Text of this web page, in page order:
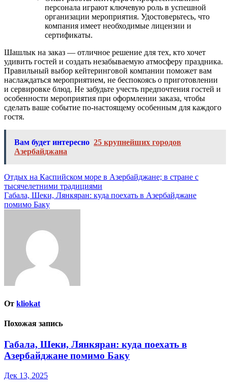
персонала играют ключевую роль в успешной
организации мероприятия. Удостоверьтесь, что
компания имеет необходимые лицензии и
сертификаты.
Шашлык на заказ — отличное решение для тех, кто хочет
удивить гостей и создать незабываемую атмосферу праздника.
Правильный выбор кейтеринговой компании поможет вам
наслаждаться мероприятием, не беспокоясь о приготовлении
и сервировке блюд. Не забудьте учесть предпочтения гостей и
особенности мероприятия при оформлении заказа, чтобы
сделать ваше событие по-настоящему особенным для каждого
гостя.
Вам будет интересно 25 крупнейших городов
Азербайджана
Навигация
по
записям
Отдых на Каспийском море в Азербайджане; в стране с
тысячелетними традициями
Габала, Шеки, Лянкяран: куда поехать в Азербайджане
помимо Баку
От kliokat
Похожая запись
Габала, Шеки, Лянкяран: куда поехать в
Азербайджане помимо Баку
Дек 13, 2025